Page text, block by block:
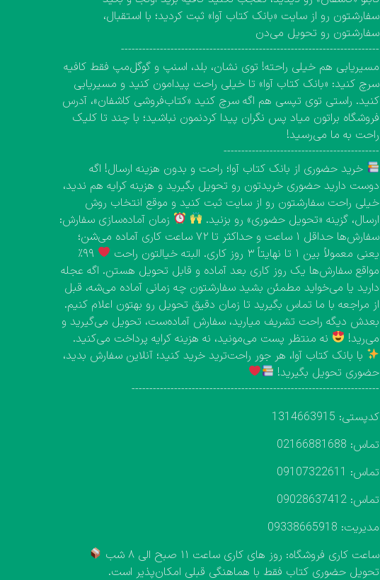
سفارشتون رو از سایت «بانک کتاب آوا» ثبت کردید؛ با استقبال،
سفارشتون رو تحویل می‌دن
-------------------------------------------------------------------------
مسیریابی هم خیلی راحته! توی نشان، بلد، اسنپ و گوگل‌مپ فقط کافیه
سرچ کنید: «بانک کتاب آوا» تا خیلی راحت پیدامون کنید و مسیریابی
کنید. راستی توی تپسی هم اگه سرچ کنید «کتاب‌فروشی کاشفان»، آدرس
فروشگاه براتون میاد پس نگران پیدا کردنمون نباشید؛ با چند تا کلیک
راحت به ما می‌رسید!
--------------------------------------------
خرید حضوری از بانک کتاب آوا؛ راحت و بدون هزینه ارسال! اگه
دوست دارید حضوری خریدتون رو تحویل بگیرید و هزینه کرایه هم ندید،
خیلی راحت سفارشتون رو از سایت ثبت کنید و موقع انتخاب روش
ارسال، گزینه «تحویل حضوری» رو بزنید.
زمان آماده‌سازی سفارش:
سفارش‌ها حداقل ۱ ساعت و حداکثر تا ۷۲ ساعت کاری آماده می‌شن؛
یعنی معمولاً بین ۱ تا نهایتاً ۳ روز کاری. البته خیالتون راحت
۹۹٪
مواقع سفارش‌ها یک روز کاری بعد آماده و قابل تحویل هستن. اگه عجله
دارید یا می‌خواید مطمئن بشید سفارشتون چه زمانی آماده می‌شه، قبل
از مراجعه با ما تماس بگیرید تا زمان دقیق تحویل رو بهتون اعلام کنیم.
بعدش دیگه راحت تشریف میارید، سفارش آماده‌ست، تحویل می‌گیرید و
می‌رید!
نه منتظر پست می‌مونید، نه هزینه کرایه پرداخت می‌کنید.
با بانک کتاب آوا، هر جور راحت‌ترید خرید کنید؛ آنلاین سفارش بدید،
حضوری تحویل بگیرید!
----------------------------------------------------------------------
کدپستی: 1314663915
تماس: 02166881688
تماس: 09107322611
تماس: 09028637412
مدیریت: 09338665918
ساعت کاری فروشگاه: روز های کاری ساعت ۱۱ صبح الی ۸ شب
تحویل حضوری کتاب فقط با هماهنگی قبلی امکان‌پذیر است.